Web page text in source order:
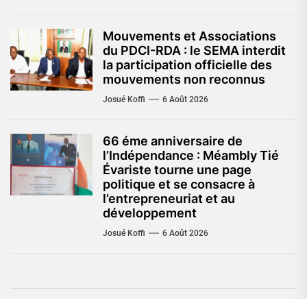
Mouvements et Associations
du PDCI-RDA : le SEMA interdit
la participation officielle des
mouvements non reconnus
Josué Koffi 6 Août 2026
66 éme anniversaire de
l’Indépendance : Méambly Tié
Évariste tourne une page
politique et se consacre à
l’entrepreneuriat et au
développement
Josué Koffi 6 Août 2026